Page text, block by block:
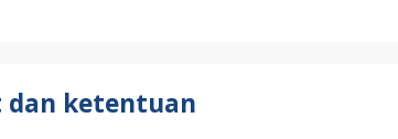
dan ketentuan